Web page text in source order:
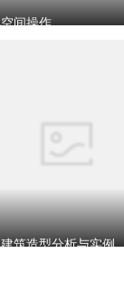
空间操作
建筑造型分析与实例